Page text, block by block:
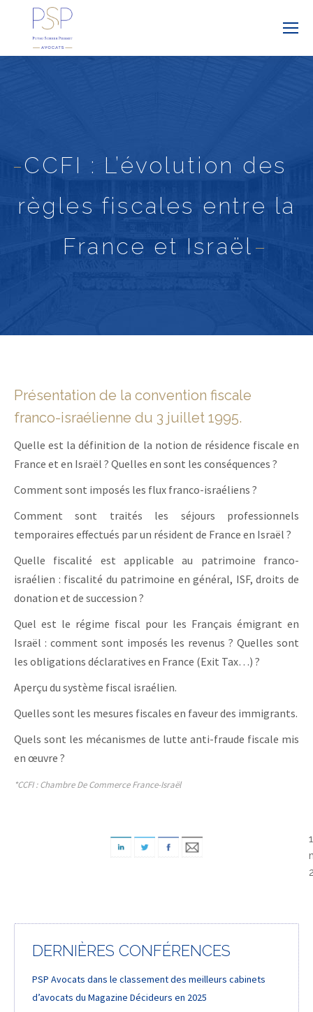
CCFI : L’évolution des
règles fiscales entre la
France et Israël
Présentation de la convention fiscale
franco-israélienne du 3 juillet 1995.
Quelle est la définition de la notion de résidence fiscale en
France et en Israël ? Quelles en sont les conséquences ?
Comment sont imposés les flux franco-israéliens ?
Comment sont traités les séjours professionnels
temporaires effectués par un résident de France en Israël ?
Quelle fiscalité est applicable au patrimoine franco-
israélien : fiscalité du patrimoine en général, ISF, droits de
donation et de succession ?
Quel est le régime fiscal pour les Français émigrant en
Israël : comment sont imposés les revenus ? Quelles sont
les obligations déclaratives en France (Exit Tax…) ?
Aperçu du système fiscal israélien.
Quelles sont les mesures fiscales en faveur des immigrants.
Quels sont les mécanismes de lutte anti-fraude fiscale mis
en œuvre ?
*CCFI : Chambre De Commerce France-Israël
DERNIÈRES CONFÉRENCES
PSP Avocats dans le classement des meilleurs cabinets
d’avocats du Magazine Décideurs en 2025